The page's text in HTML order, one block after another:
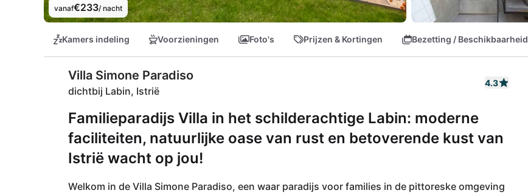
vanaf€233/ nacht
Kamers indeling Voorzieningen Foto's Prijzen & Kortingen Bezetting / Beschikbaarheid
Villa Simone Paradiso
dichtbij Labin, Istrië
4.3
Familieparadijs Villa in het schilderachtige Labin: moderne
faciliteiten, natuurlijke oase van rust en betoverende kust van
Istrië wacht op jou!
Welkom in de Villa Simone Paradiso, een waar paradijs voor families in de pittoreske omgeving